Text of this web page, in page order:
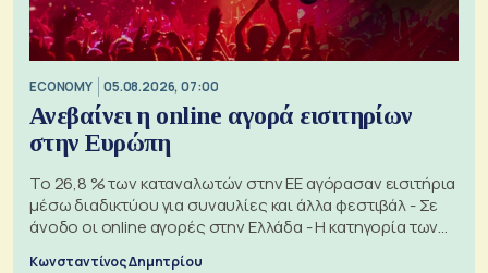
ECONOMY 05.08.2026, 07:00
Ανεβαίνει η online αγορά εισιτηρίων
στην Ευρώπη
Το 26,8 % των καταναλωτών στην ΕΕ αγόρασαν εισιτήρια
μέσω διαδικτύου για συναυλίες και άλλα φεστιβάλ - Σε
άνοδο οι online αγορές στην Ελλάδα - Η κατηγορία των
Κωνσταντίνος Δημητρίου